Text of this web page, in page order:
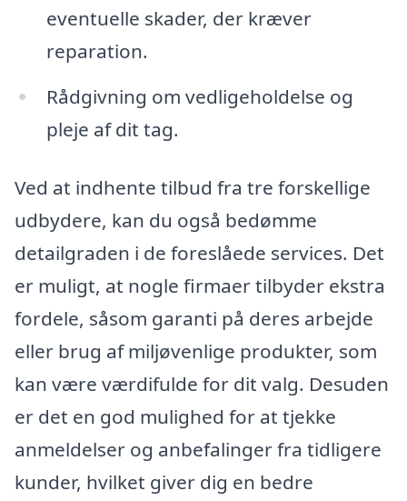
eventuelle skader, der kræver
reparation.
Rådgivning om vedligeholdelse og
pleje af dit tag.
Ved at indhente tilbud fra tre forskellige
udbydere, kan du også bedømme
detailgraden i de foreslåede services. Det
er muligt, at nogle firmaer tilbyder ekstra
fordele, såsom garanti på deres arbejde
eller brug af miljøvenlige produkter, som
kan være værdifulde for dit valg. Desuden
er det en god mulighed for at tjekke
anmeldelser og anbefalinger fra tidligere
kunder, hvilket giver dig en bedre